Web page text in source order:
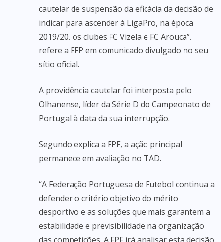
cautelar de suspensão da eficácia da decisão de
indicar para ascender à LigaPro, na época
2019/20, os clubes FC Vizela e FC Arouca”,
refere a FFP em comunicado divulgado no seu
sítio oficial.
A providência cautelar foi interposta pelo
Olhanense, líder da Série D do Campeonato de
Portugal à data da sua interrupção.
Segundo explica a FPF, a ação principal
permanece em avaliação no TAD.
“A Federação Portuguesa de Futebol continua a
defender o critério objetivo do mérito
desportivo e as soluções que mais garantem a
estabilidade e previsibilidade na organização
das competições. A FPF irá analisar esta decisão